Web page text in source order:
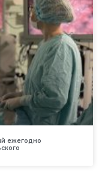
ежегодно